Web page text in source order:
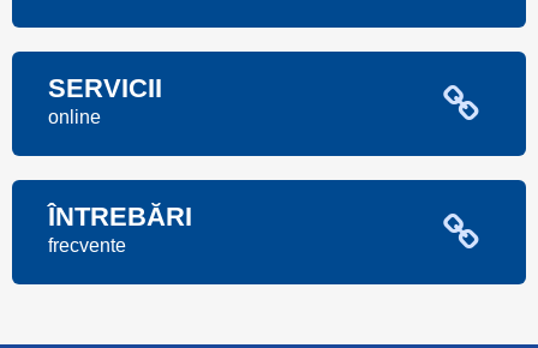
SERVICII
online
ÎNTREBĂRI
frecvente